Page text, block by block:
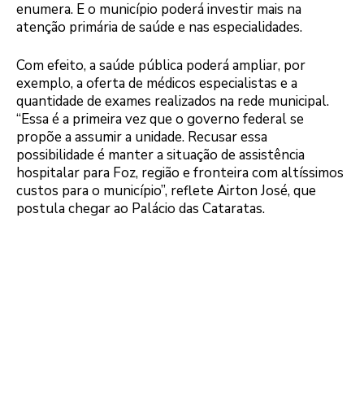
enumera. E o município poderá investir mais na
atenção primária de saúde e nas especialidades.
Com efeito, a saúde pública poderá ampliar, por
exemplo, a oferta de médicos especialistas e a
quantidade de exames realizados na rede municipal.
“Essa é a primeira vez que o governo federal se
propõe a assumir a unidade. Recusar essa
possibilidade é manter a situação de assistência
hospitalar para Foz, região e fronteira com altíssimos
custos para o município”, reflete Airton José, que
postula chegar ao Palácio das Cataratas.